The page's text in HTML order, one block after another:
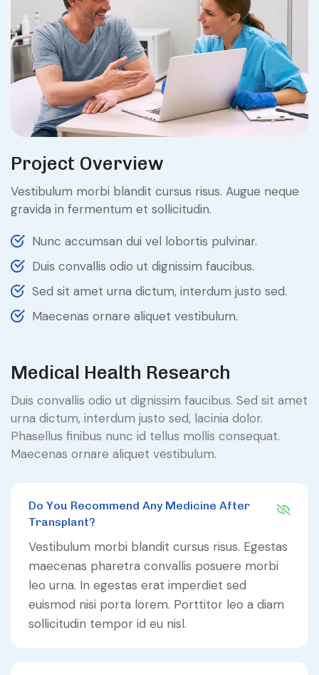
Project Overview
Vestibulum morbi blandit cursus risus. Augue neque
gravida in fermentum et sollicitudin.
Nunc accumsan dui vel lobortis pulvinar.
Duis convallis odio ut dignissim faucibus.
Sed sit amet urna dictum, interdum justo sed.
Maecenas ornare aliquet vestibulum.
Medical Health Research
Duis convallis odio ut dignissim faucibus. Sed sit amet
urna dictum, interdum justo sed, lacinia dolor.
Phasellus finibus nunc id tellus mollis consequat.
Maecenas ornare aliquet vestibulum.
Do You Recommend Any Medicine After
Transplant?
Vestibulum morbi blandit cursus risus. Egestas
maecenas pharetra convallis posuere morbi
leo urna. In egestas erat imperdiet sed
euismod nisi porta lorem. Porttitor leo a diam
sollicitudin tempor id eu nisl.